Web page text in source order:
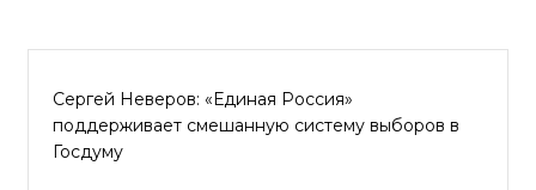
Сергей Неверов: «Единая Россия»
поддерживает смешанную систему выборов в
Госдуму